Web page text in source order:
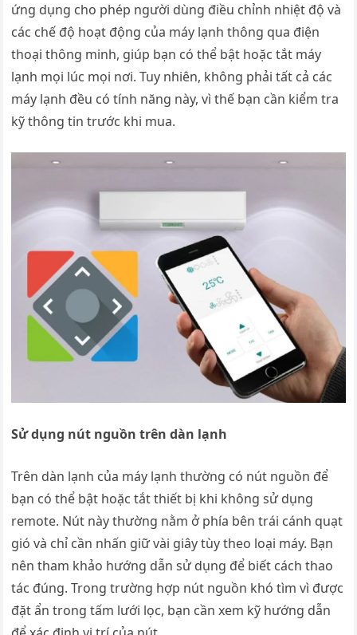
ứng dụng cho phép người dùng điều chỉnh nhiệt độ và
các chế độ hoạt động của máy lạnh thông qua điện
thoại thông minh, giúp bạn có thể bật hoặc tắt máy
lạnh mọi lúc mọi nơi. Tuy nhiên, không phải tất cả các
máy lạnh đều có tính năng này, vì thế bạn cần kiểm tra
kỹ thông tin trước khi mua.
Sử dụng nút nguồn trên dàn lạnh
Trên dàn lạnh của máy lạnh thường có nút nguồn để
bạn có thể bật hoặc tắt thiết bị khi không sử dụng
remote. Nút này thường nằm ở phía bên trái cánh quạt
gió và chỉ cần nhấn giữ vài giây tùy theo loại máy. Bạn
nên tham khảo hướng dẫn sử dụng để biết cách thao
tác đúng. Trong trường hợp nút nguồn khó tìm vì được
đặt ẩn trong tấm lưới lọc, bạn cần xem kỹ hướng dẫn